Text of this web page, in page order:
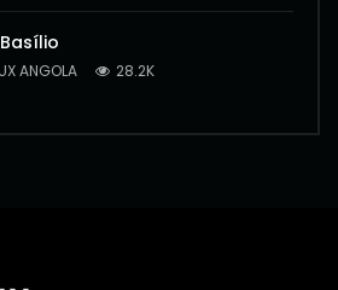
ANGOLA 28.2K